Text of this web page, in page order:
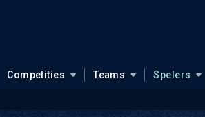
Competities Teams Spelers